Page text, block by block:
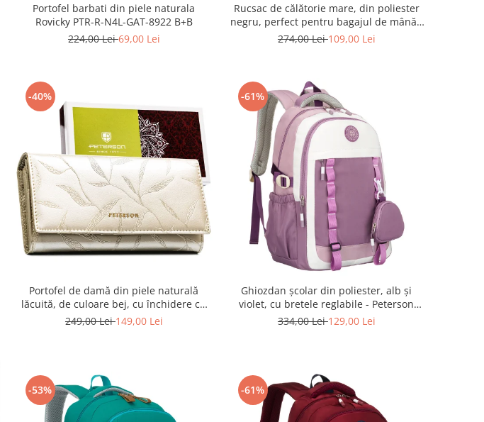
Portofel barbati din piele naturala
Rovicky PTR-R-N4L-GAT-8922 B+B
224,00 Lei69,00 Lei
Rucsac de călătorie mare, din poliester
negru, perfect pentru bagajul de mână -
Rovicky PTR-R-BHX-05-1020 BLACK
274,00 Lei109,00 Lei
-40%
Portofel de damă din piele naturală
lăcuită, de culoare bej, cu închidere cu
capsă - Peterson
249,00 Lei149,00 Lei
-61%
Ghiozdan școlar din poliester, alb și
violet, cu bretele reglabile - Peterson
PTR-PTN 8603-1303 PURPLE
334,00 Lei129,00 Lei
-53% -61%